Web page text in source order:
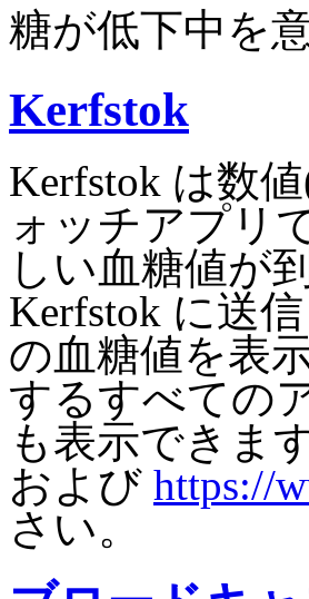
糖が低下中を
Kerfstok
Kerfstok は数
ォッチアプリ
しい血糖値が
Kerfstok に送
の血糖値を表
するすべての
も表示できま
および https://
さい。